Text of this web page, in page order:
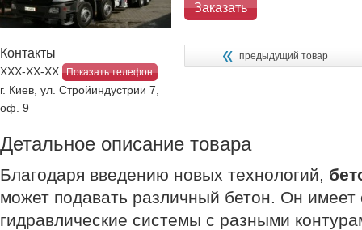
Контакты
ХХХ-ХХ-ХХ Показать телефон
г. Киев, ул. Стройиндустрии 7,
оф. 9
Заказать
предыдущий товар
Детальное описание товара
Благодаря введению новых технологий,
может подавать различный бетон. Он
гидравлические системы с разными